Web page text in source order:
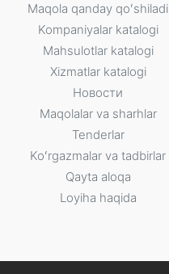
Maqola qanday qoʻshiladi
Kompaniyalar katalogi
Mahsulotlar katalogi
Xizmatlar katalogi
Новости
Maqolalar va sharhlar
Tenderlar
Koʻrgazmalar va tadbirlar
Qayta aloqa
Loyiha haqida